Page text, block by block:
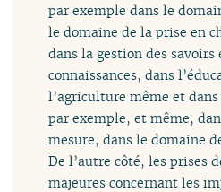
par exemple dans le
le domaine de la prise en
dans la gestion des savoirs
connaissances, dans
l’agriculture même et
par exemple, et même,
mesure, dans le domaine
De l’autre côté, les prises
majeures concernant les